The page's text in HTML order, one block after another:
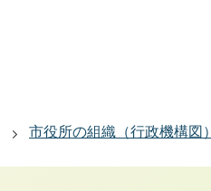
市役所の組織（行政機構図）